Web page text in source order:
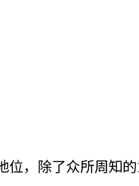
，除了众所周知